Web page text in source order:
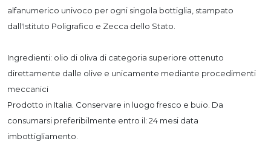
alfanumerico univoco per ogni singola bottiglia, stampato
dall'Istituto Poligrafico e Zecca dello Stato.
Ingredienti: olio di oliva di categoria superiore ottenuto
direttamente dalle olive e unicamente mediante procedimenti
meccanici
Prodotto in Italia. Conservare in luogo fresco e buio. Da
consumarsi preferibilmente entro il: 24 mesi data
imbottigliamento.